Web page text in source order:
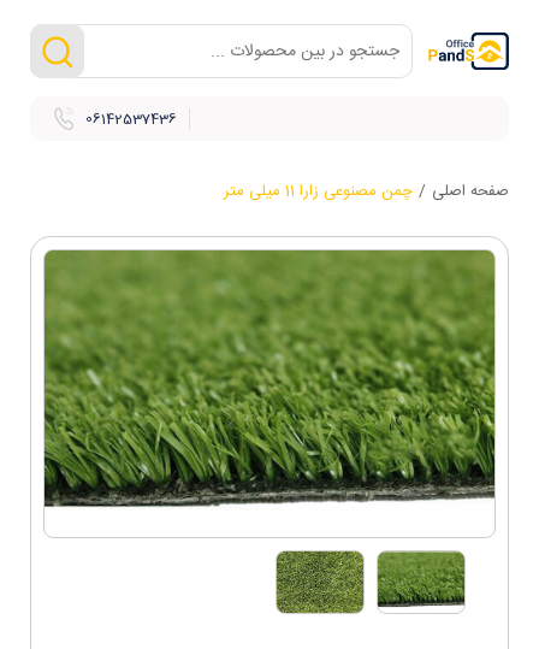
06142537436
صفحه اصلی / چمن مصنوعی زارا 11 میلی متر